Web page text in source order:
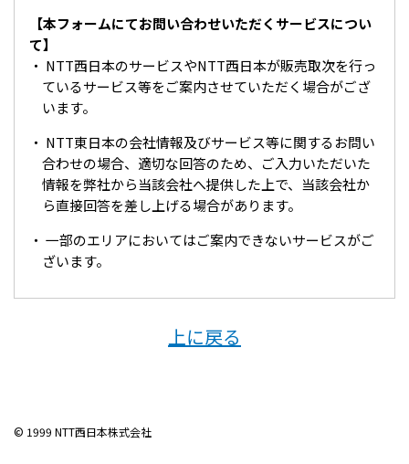
【本フォームにてお問い合わせいただくサービスについ
て】
NTT西日本のサービスやNTT西日本が販売取次を行っ
ているサービス等をご案内させていただく場合がござ
います。
NTT東日本の会社情報及びサービス等に関するお問い
合わせの場合、適切な回答のため、ご入力いただいた
情報を弊社から当該会社へ提供した上で、当該会社か
ら直接回答を差し上げる場合があります。
一部のエリアにおいてはご案内できないサービスがご
ざいます。
上に戻る
© 1999 NTT西日本株式会社